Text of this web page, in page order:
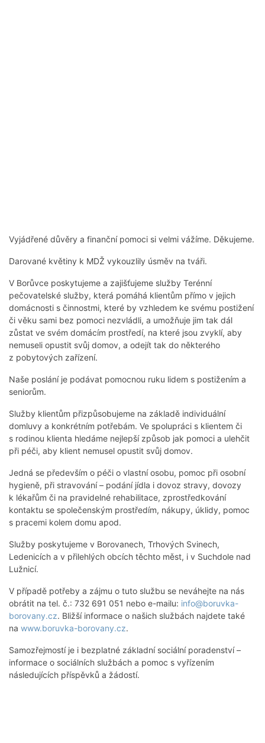
Vyjádřené důvěry a finanční pomoci si velmi vážíme. Děkujeme.
Darované květiny k MDŽ vykouzlily úsměv na tváři.
V Borůvce poskytujeme a zajišťujeme služby Terénní
pečovatelské služby, která pomáhá klientům přímo v jejich
domácnosti s činnostmi, které by vzhledem ke svému postižení
či věku sami bez pomoci nezvládli, a umožňuje jim tak dál
zůstat ve svém domácím prostředí, na které jsou zvyklí, aby
nemuseli opustit svůj domov, a odejít tak do některého
z pobytových zařízení.
Naše poslání je podávat pomocnou ruku lidem s postižením a
seniorům.
Služby klientům přizpůsobujeme na základě individuální
domluvy a konkrétním potřebám. Ve spolupráci s klientem či
s rodinou klienta hledáme nejlepší způsob jak pomoci a ulehčit
při péči, aby klient nemusel opustit svůj domov.
Jedná se především o péči o vlastní osobu, pomoc při osobní
hygieně, při stravování – podání jídla i dovoz stravy, dovozy
k lékařům či na pravidelné rehabilitace, zprostředkování
kontaktu se společenským prostředím, nákupy, úklidy, pomoc
s pracemi kolem domu apod.
Služby poskytujeme v Borovanech, Trhových Svinech,
Ledenicích a v přilehlých obcích těchto měst, i v Suchdole nad
Lužnicí.
V případě potřeby a zájmu o tuto službu se neváhejte na nás
obrátit na tel. č.: 732 691 051 nebo e-mailu: info@boruvka-
borovany.cz. Bližší informace o našich službách najdete také
na www.boruvka-borovany.cz.
Samozřejmostí je i bezplatné základní sociální poradenství –
informace o sociálních službách a pomoc s vyřízením
následujících příspěvků a žádostí.